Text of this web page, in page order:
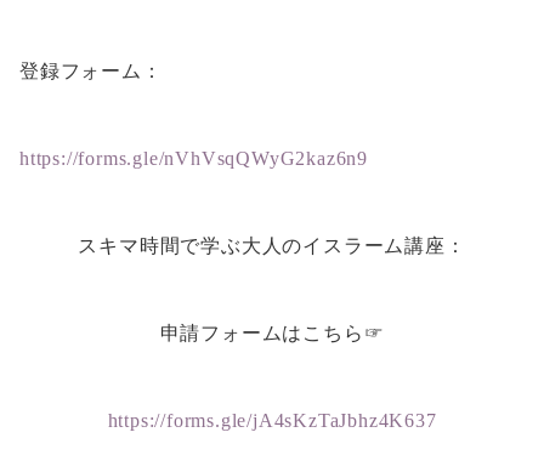
登録フォーム：
https://forms.gle/nVhVsqQWyG2kaz6n9
スキマ時間で学ぶ大人のイスラーム講座：
申請フォームはこちら☞
https://forms.gle/jA4sKzTaJbhz4K637